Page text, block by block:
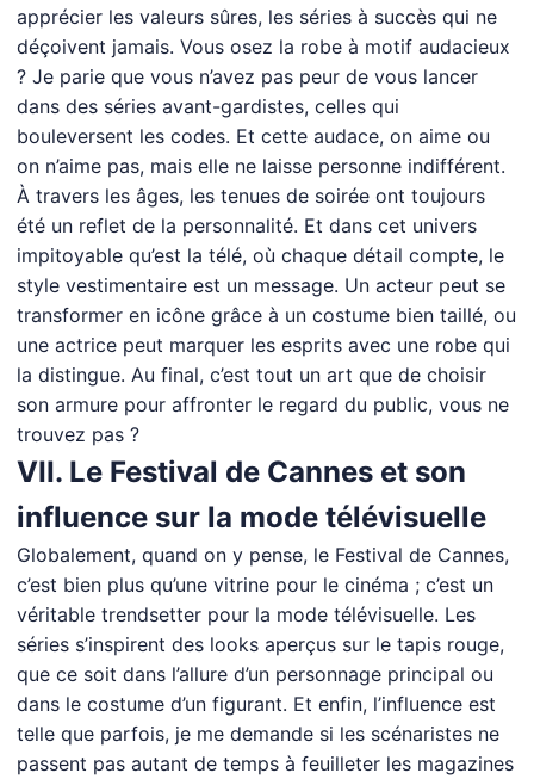
apprécier les valeurs sûres, les séries à succès qui ne
déçoivent jamais. Vous osez la robe à motif audacieux
? Je parie que vous n’avez pas peur de vous lancer
dans des séries avant-gardistes, celles qui
bouleversent les codes. Et cette audace, on aime ou
on n’aime pas, mais elle ne laisse personne indifférent.
À travers les âges, les tenues de soirée ont toujours
été un reflet de la personnalité. Et dans cet univers
impitoyable qu’est la télé, où chaque détail compte, le
style vestimentaire est un message. Un acteur peut se
transformer en icône grâce à un costume bien taillé, ou
une actrice peut marquer les esprits avec une robe qui
la distingue. Au final, c’est tout un art que de choisir
son armure pour affronter le regard du public, vous ne
trouvez pas ?
VII. Le Festival de Cannes et son
influence sur la mode télévisuelle
Globalement, quand on y pense, le Festival de Cannes,
c’est bien plus qu’une vitrine pour le cinéma ; c’est un
véritable trendsetter pour la mode télévisuelle. Les
séries s’inspirent des looks aperçus sur le tapis rouge,
que ce soit dans l’allure d’un personnage principal ou
dans le costume d’un figurant. Et enfin, l’influence est
telle que parfois, je me demande si les scénaristes ne
passent pas autant de temps à feuilleter les magazines